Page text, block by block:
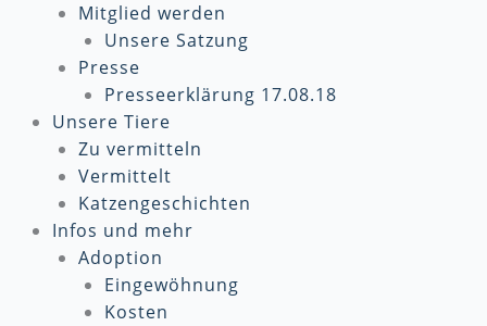
Mitglied werden
Unsere Satzung
Presse
Presseerklärung 17.08.18
Unsere Tiere
Zu vermitteln
Vermittelt
Katzengeschichten
Infos und mehr
Adoption
Eingewöhnung
Kosten